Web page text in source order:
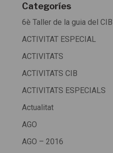
Categoríes
6è Taller de la guia del CIB
ACTIVITAT ESPECIAL
ACTIVITATS
ACTIVITATS CIB
ACTIVITATS ESPECIALS
Actualitat
AGO
AGO – 2016